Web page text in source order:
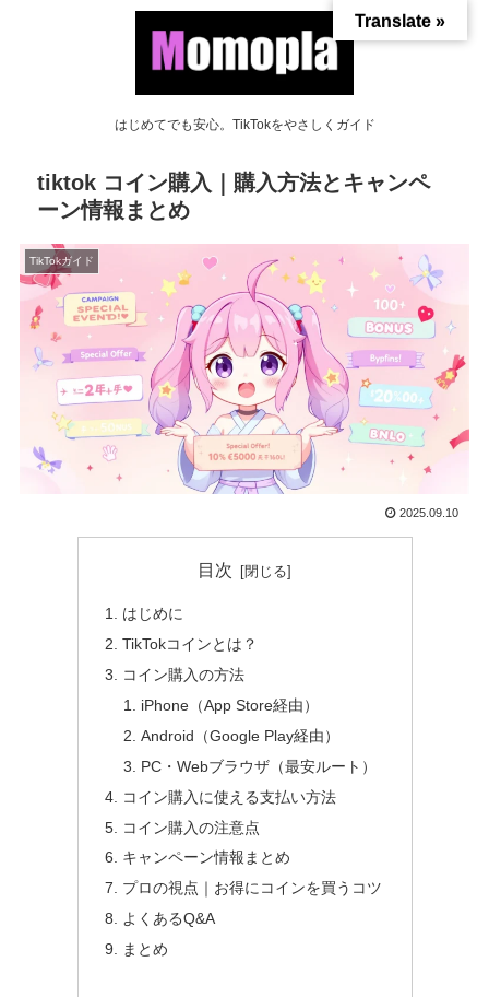
はじめてでも安心。TikTokをやさしくガイド
tiktok コイン購入｜購入方法とキャンペ
ーン情報まとめ
TikTokガイド
2025.09.10
目次
はじめに
TikTokコインとは？
コイン購入の方法
iPhone（App Store経由）
Android（Google Play経由）
PC・Webブラウザ（最安ルート）
コイン購入に使える支払い方法
コイン購入の注意点
キャンペーン情報まとめ
プロの視点｜お得にコインを買うコツ
よくあるQ&A
まとめ
Translate »